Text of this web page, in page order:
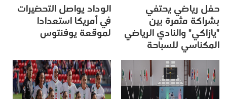
حفل رياضي يحتفي
بشراكة مثمرة بين
"يازاكي" والنادي الرياضي
المكناسي للسباحة
الوداد يواصل التحضيرات
في أمريكا استعدادا
لموقعة يوفنتوس